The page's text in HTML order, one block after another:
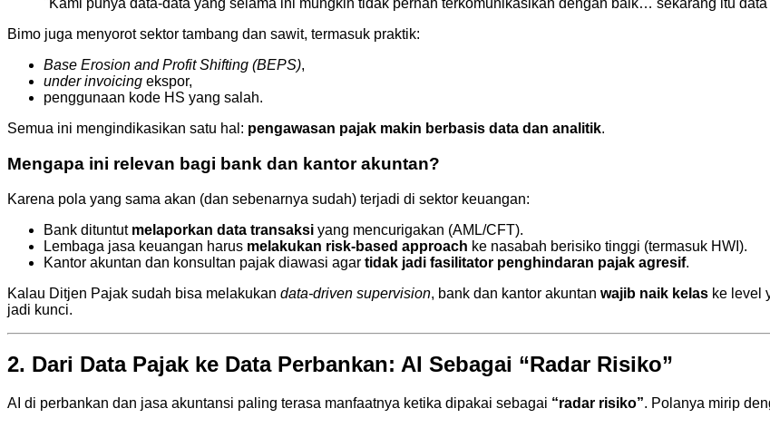
"Kami punya data-data yang selama ini mungkin tidak pernah terkomunikasikan dengan baik… sekarang itu
Bimo juga menyorot sektor tambang dan sawit, termasuk praktik:
Base Erosion and Profit Shifting (BEPS),
under invoicing ekspor,
penggunaan kode HS yang salah.
Semua ini mengindikasikan satu hal: pengawasan pajak makin berbasis data dan analitik.
Mengapa ini relevan bagi bank dan kantor akuntan?
Karena pola yang sama akan (dan sebenarnya sudah) terjadi di sektor keuangan:
Bank dituntut melaporkan data transaksi yang mencurigakan (AML/CFT).
Lembaga jasa keuangan harus melakukan risk-based approach ke nasabah berisiko tinggi (termasuk HWI).
Kantor akuntan dan konsultan pajak diawasi agar tidak jadi fasilitator penghindaran pajak agresif.
Kalau Ditjen Pajak sudah bisa melakukan data-driven supervision, bank dan kantor akuntan wajib naik kelas ke level
jadi kunci.
2. Dari Data Pajak ke Data Perbankan: AI Sebagai “Radar Risiko”
AI di perbankan dan jasa akuntansi paling terasa manfaatnya ketika dipakai sebagai “radar risiko”. Polanya mirip